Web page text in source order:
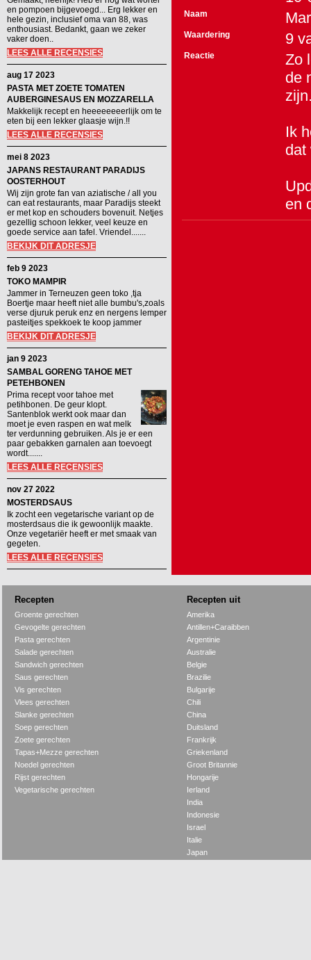
en pompoen bijgevoegd... Erg lekker en
hele gezin, inclusief oma van 88, was
enthousiast. Bedankt, gaan we zeker
vaker doen..
LEES ALLE RECENSIES
aug 17 2023
PASTA MET ZOETE TOMATEN
AUBERGINESAUS EN MOZZARELLA
Makkelijk recept en heeeeeeeerlijk om te
eten bij een lekker glaasje wijn.!!
LEES ALLE RECENSIES
mei 8 2023
JAPANS RESTAURANT PARADIJS
OOSTERHOUT
Wij zijn grote fan van aziatische / all you
can eat restaurants, maar Paradijs steekt
er met kop en schouders bovenuit. Netjes
gezellig schoon lekker, veel keuze en
goede service aan tafel. Vriendel.......
BEKIJK DIT ADRESJE
feb 9 2023
TOKO MAMPIR
Jammer in Terneuzen geen toko ,tja
Boertje maar heeft niet alle bumbu's,zoals
verse djuruk peruk enz en nergens lemper
pasteitjes spekkoek te koop jammer
BEKIJK DIT ADRESJE
jan 9 2023
SAMBAL GORENG TAHOE MET
PETEHBONEN
Prima recept voor tahoe met
petihbonen. De geur klopt.
Santenblok werkt ook maar dan
moet je even raspen en wat melk
ter verdunning gebruiken. Als je er een
paar gebakken garnalen aan toevoegt
wordt.......
LEES ALLE RECENSIES
nov 27 2022
MOSTERDSAUS
Ik zocht een vegetarische variant op de
mosterdsaus die ik gewoonlijk maakte.
Onze vegetariër heeft er met smaak van
gegeten.
LEES ALLE RECENSIES
Naam
Waardering 9
Reactie
Zo
de
Ik
dat
en
Recepten Recepten uit
Groente gerechten
Gevogelte gerechten
Pasta gerechten
Salade gerechten
Sandwich gerechten
Saus gerechten
Vis gerechten
Vlees gerechten
Slanke gerechten
Soep gerechten
Zoete gerechten
Tapas+Mezze gerechten
Noedel gerechten
Rijst gerechten
Vegetarische gerechten
Amerika
Antillen+Caraibben
Argentinie
Australie
Belgie
Brazilie
Bulgarije
Chili
China
Duitsland
Frankrijk
Griekenland
Groot Britannie
Hongarije
Ierland
India
Indonesie
Israel
Italie
Japan